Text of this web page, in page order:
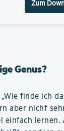
Zum
Genus?
finde ich
aber nicht
lernen.